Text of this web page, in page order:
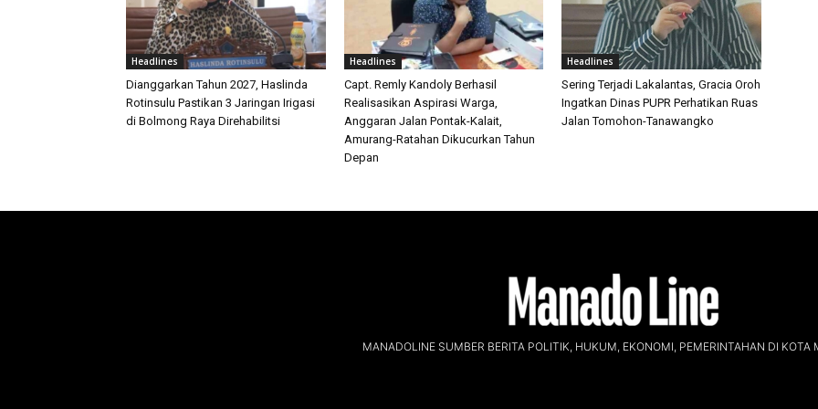
Headlines
Dianggarkan Tahun 2027, Haslinda
Rotinsulu Pastikan 3 Jaringan Irigasi
di Bolmong Raya Direhabilitsi
Headlines
Capt. Remly Kandoly Berhasil
Realisasikan Aspirasi Warga,
Anggaran Jalan Pontak-Kalait,
Amurang-Ratahan Dikucurkan Tahun
Depan
Headlines
Sering Terjadi Lakalantas, Gracia Oroh
Ingatkan Dinas PUPR Perhatikan Ruas
Jalan Tomohon-Tanawangko
MANADOLINE SUMBER BERITA POLITIK, HUKUM, EKONOMI, PEMERINTAHAN DI KOTA